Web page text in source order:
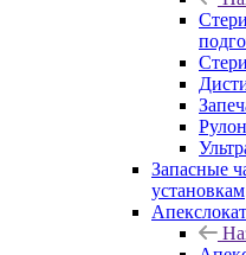
Запасные
установкам